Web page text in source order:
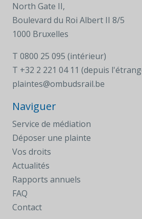
North Gate II,
Boulevard du Roi Albert II 8/5
1000 Bruxelles
T 0800 25 095 (intérieur)
T +32 2 221 04 11 (depuis
plaintes@ombudsrail.be
Naviguer
Service de médiation
Déposer une plainte
Vos droits
Actualités
Rapports annuels
FAQ
Contact